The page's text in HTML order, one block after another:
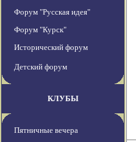
Форум "Русская идея"
Форум "Курск"
Исторический форум
Детский форум
КЛУБЫ
Пятничные вечера